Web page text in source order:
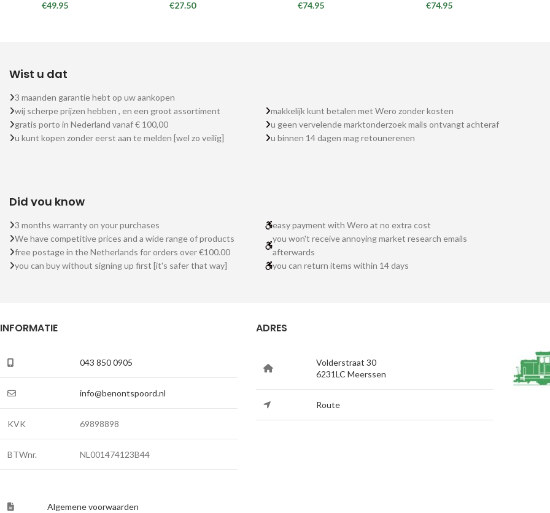
€49.95 €27.50 €74.95 €74.95
Wist u dat
3 maanden garantie hebt op uw aankopen
wij scherpe prijzen hebben , en een groot assortiment
gratis porto in Nederland vanaf € 100,00
u kunt kopen zonder eerst aan te melden [wel zo veilig]
makkelijk kunt betalen met Wero zonder kosten
u geen vervelende marktonderzoek mails ontvangt achteraf
u binnen 14 dagen mag retounerenen
Did you know
3 months warranty on your purchases
We have competitive prices and a wide range of products
free postage in the Netherlands for orders over €100.00
you can buy without signing up first [it's safer that way]
easy payment with Wero at no extra cost
you won't receive annoying market research emails
afterwards
you can return items within 14 days
INFORMATIE
043 850 0905
info@benontspoord.nl
KVK 69898898
BTWnr. NL001474123B44
Algemene voorwaarden
ADRES
Volderstraat 30
6231LC Meerssen
Route